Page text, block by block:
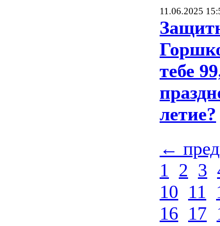
11.06.2025
тебе
летие?
←
1 2 3
10 11
16 17